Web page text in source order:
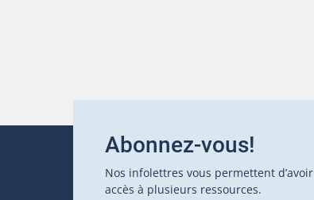
Abonnez-vous!
Nos infolettres vous permettent d’avoir
accès à plusieurs ressources.